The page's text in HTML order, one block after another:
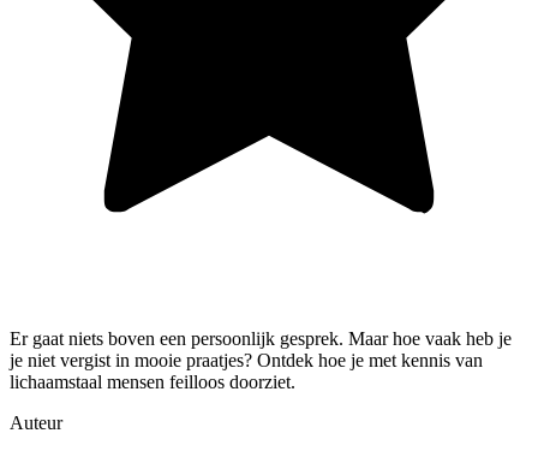
Er gaat niets boven een persoonlijk gesprek. Maar hoe vaak heb je
je niet vergist in mooie praatjes? Ontdek hoe je met kennis van
lichaamstaal mensen feilloos doorziet.
Auteur